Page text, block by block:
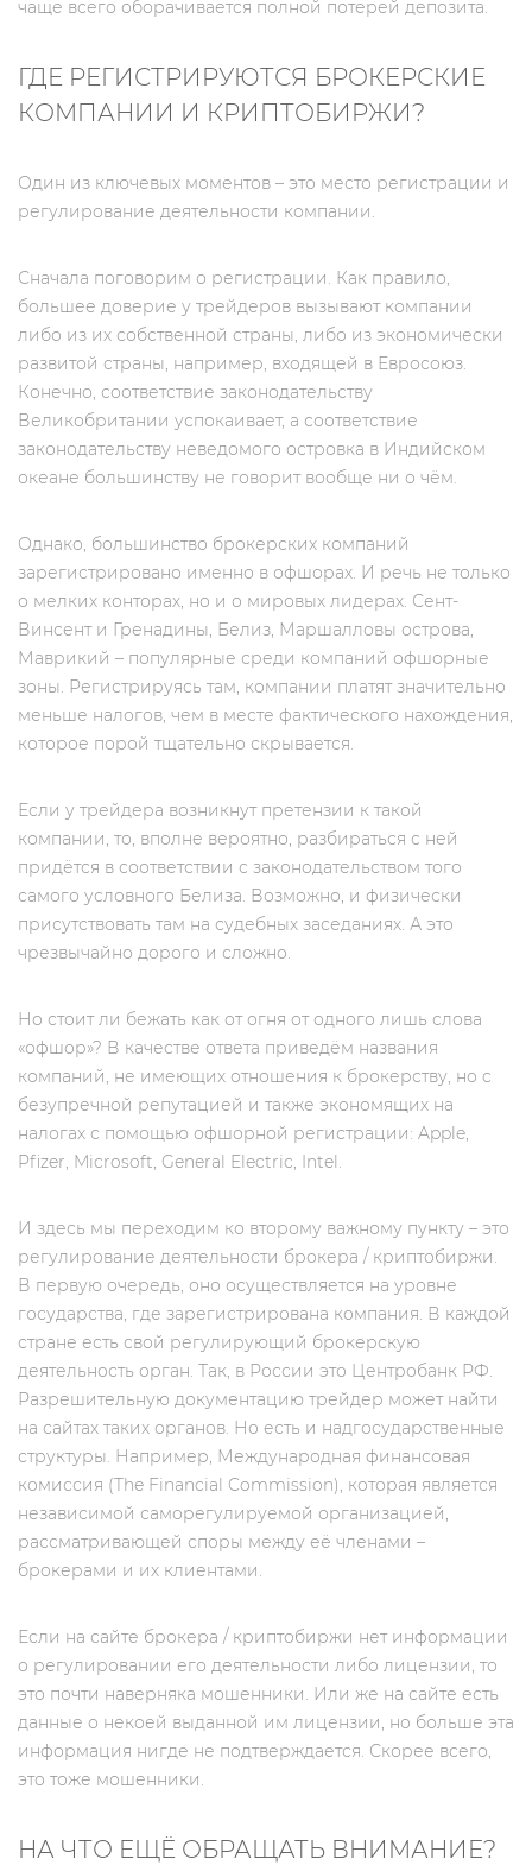
чаще всего оборачивается полной потерей депозита.
ГДЕ РЕГИСТРИРУЮТСЯ БРОКЕРСКИЕ
КОМПАНИИ И КРИПТОБИРЖИ?
Один из ключевых моментов – это место регистрации и
регулирование деятельности компании.
Сначала поговорим о регистрации. Как правило,
большее доверие у трейдеров вызывают компании
либо из их собственной страны, либо из экономически
развитой страны, например, входящей в Евросоюз.
Конечно, соответствие законодательству
Великобритании успокаивает, а соответствие
законодательству неведомого островка в Индийском
океане большинству не говорит вообще ни о чём.
Однако, большинство брокерских компаний
зарегистрировано именно в офшорах. И речь не только
о мелких конторах, но и о мировых лидерах. Сент-
Винсент и Гренадины, Белиз, Маршалловы острова,
Маврикий – популярные среди компаний офшорные
зоны. Регистрируясь там, компании платят значительно
меньше налогов, чем в месте фактического нахождения,
которое порой тщательно скрывается.
Если у трейдера возникнут претензии к такой
компании, то, вполне вероятно, разбираться с ней
придётся в соответствии с законодательством того
самого условного Белиза. Возможно, и физически
присутствовать там на судебных заседаниях. А это
чрезвычайно дорого и сложно.
Но стоит ли бежать как от огня от одного лишь слова
«офшор»? В качестве ответа приведём названия
компаний, не имеющих отношения к брокерству, но c
безупречной репутацией и также экономящих на
налогах с помощью офшорной регистрации: Apple,
Pfizer, Microsoft, General Electric, Intel.
И здесь мы переходим ко второму важному пункту – это
регулирование деятельности брокера / криптобиржи.
В первую очередь, оно осуществляется на уровне
государства, где зарегистрирована компания. В каждой
стране есть свой регулирующий брокерскую
деятельность орган. Так, в России это Центробанк РФ.
Разрешительную документацию трейдер может найти
на сайтах таких органов. Но есть и надгосударственные
структуры. Например, Международная финансовая
комиссия (The Financial Commission), которая является
независимой саморегулируемой организацией,
рассматривающей споры между её членами –
брокерами и их клиентами.
Если на сайте брокера / криптобиржи нет информации
о регулировании его деятельности либо лицензии, то
это почти наверняка мошенники. Или же на сайте есть
данные о некоей выданной им лицензии, но больше эта
информация нигде не подтверждается. Скорее всего,
это тоже мошенники.
НА ЧТО ЕЩЁ ОБРАЩАТЬ ВНИМАНИЕ?